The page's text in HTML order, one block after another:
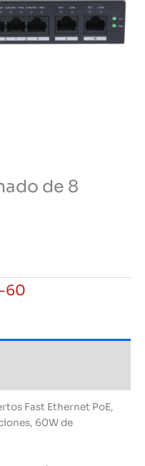
de 8
60
Fast Ethernet PoE,
60W de